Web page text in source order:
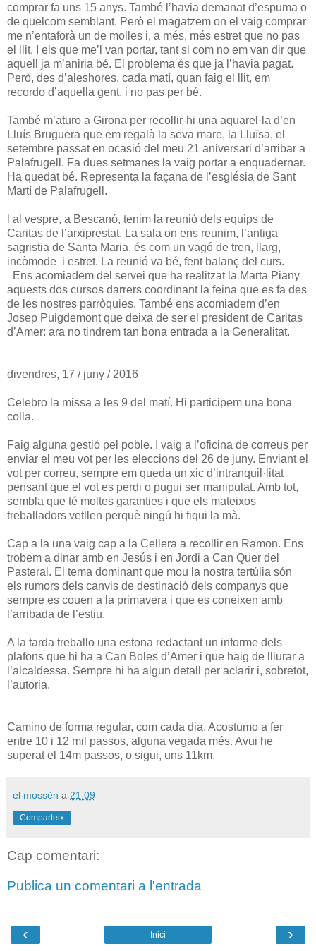
comprar fa uns 15 anys. També l’havia demanat d’espuma o
de quelcom semblant. Però el magatzem on el vaig comprar
me n’entaforà un de molles i, a més, més estret que no pas
el llit. I els que me’l van portar, tant si com no em van dir que
aquell ja m’aniria bé. El problema és que ja l’havia pagat.
Però, des d’aleshores, cada matí, quan faig el llit, em
recordo d’aquella gent, i no pas per bé.
També m’aturo a Girona per recollir-hi una aquarel·la d’en
Lluís Bruguera que em regalà la seva mare, la Lluïsa, el
setembre passat en ocasió del meu 21 aniversari d’arribar a
Palafrugell. Fa dues setmanes la vaig portar a enquadernar.
Ha quedat bé. Representa la façana de l’església de Sant
Martí de Palafrugell.
l al vespre, a Bescanó, tenim la reunió dels equips de
Caritas de l’arxiprestat. La sala on ens reunim, l’antiga
sagristia de Santa Maria, és com un vagó de tren, llarg,
incòmode i estret. La reunió va bé, fent balanç del curs.
Ens acomiadem del servei que ha realitzat la Marta Piany
aquests dos cursos darrers coordinant la feina que es fa des
de les nostres parròquies. També ens acomiadem d’en
Josep Puigdemont que deixa de ser el president de Caritas
d’Amer: ara no tindrem tan bona entrada a la Generalitat.
divendres, 17 / juny / 2016
Celebro la missa a les 9 del matí. Hi participem una bona
colla.
Faig alguna gestió pel poble. I vaig a l’oficina de correus per
enviar el meu vot per les eleccions del 26 de juny. Enviant el
vot per correu, sempre em queda un xic d’intranquil·litat
pensant que el vot es perdi o pugui ser manipulat. Amb tot,
sembla que té moltes garanties i que els mateixos
treballadors vetllen perquè ningú hi fiqui la mà.
Cap a la una vaig cap a la Cellera a recollir en Ramon. Ens
trobem a dinar amb en Jesús i en Jordi a Can Quer del
Pasteral. El tema dominant que mou la nostra tertúlia són
els rumors dels canvis de destinació dels companys que
sempre es couen a la primavera i que es coneixen amb
l’arribada de l’estiu.
A la tarda treballo una estona redactant un informe dels
plafons que hi ha a Can Boles d’Amer i que haig de lliurar a
l’alcaldessa. Sempre hi ha algun detall per aclarir i, sobretot,
l’autoria.
Camino de forma regular, com cada dia. Acostumo a fer
entre 10 i 12 mil passos, alguna vegada més. Avui he
superat el 14m passos, o sigui, uns 11km.
el mossèn a 21:09
Comparteix
Cap comentari:
Publica un comentari a l'entrada
‹ ›
Inici